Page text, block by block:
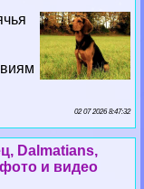
02 07 2026 8:47:32
Dalmatians,
и видео